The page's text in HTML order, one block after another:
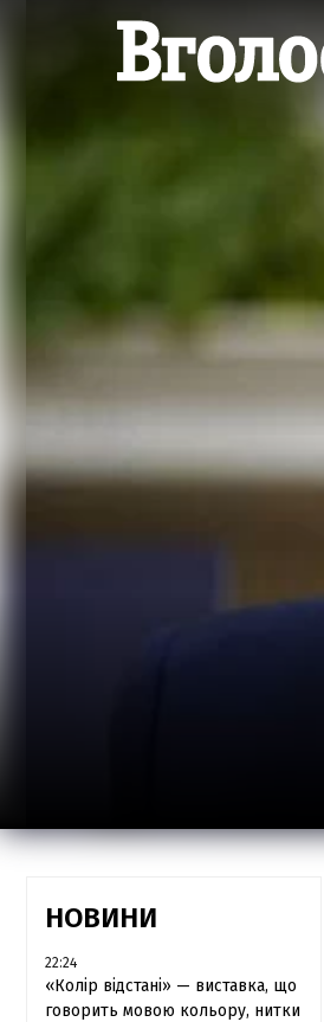
НОВИНИ
22:24
«Колір відстані» — виставка, що
говорить мовою кольору, нитки